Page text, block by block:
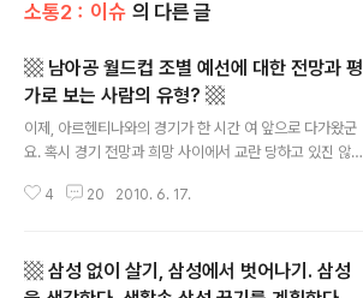
소통2：이슈 의 다른 글
▩ 남아공 월드컵 조별 예선에 대한 전망과 평
가로 보는 사람의 유형? ▩
이제, 아르헨티나와의 경기가 한 시간 여 앞으로 다가왔군
요. 혹시 경기 전망과 희망 사이에서 교란 당하고 있진 않으
고 있으신가요? ^^ 저는 특강 수업이 있는 요일인지라 조금
심이 없을 수 없는지라, 머리 속을 떠도는 몇가지 생각을 글
4 20 2010. 6. 17.
▩ 삼성 없이 살기, 삼성에서 벗어나기. 삼성